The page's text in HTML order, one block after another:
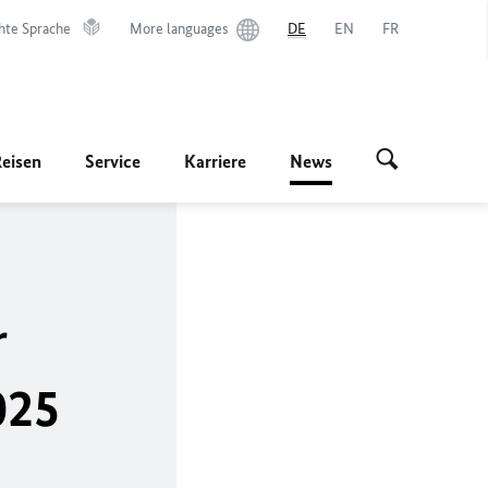
Sprache More languages DE EN FR
Service Karriere News